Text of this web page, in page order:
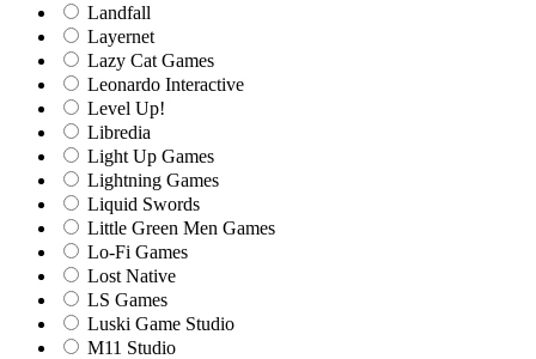
Landfall
Layernet
Lazy Cat Games
Leonardo Interactive
Level Up!
Libredia
Light Up Games
Lightning Games
Liquid Swords
Little Green Men Games
Lo-Fi Games
Lost Native
LS Games
Luski Game Studio
M11 Studio